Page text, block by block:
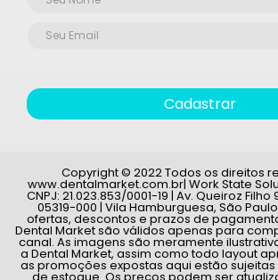
Cadastrar
Copyright © 2022 Todos os direitos
www.dentalmarket.com.br| Work State
CNPJ: 21.023.853/0001-19 | Av. Queiroz Filho
05319-000 | Vila Hamburguesa, São
ofertas, descontos e prazos de
Dental Market são válidos apenas para
canal. As imagens são meramente
a Dental Market, assim como todo layout
as promoções expostas aqui estão